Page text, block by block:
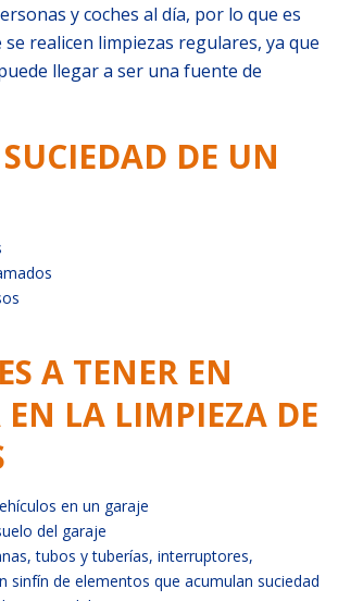
y coches al día, por lo que es
realicen limpiezas regulares, ya que
llegar a ser una fuente de
DE UN
A TENER EN
EN LA LIMPIEZA DE
en un garaje
del garaje
tubos y tuberías, interruptores,
sinfín de elementos que acumulan suciedad